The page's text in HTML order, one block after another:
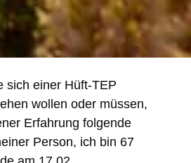
sich einer Hüft-TEP
wollen oder müssen,
Erfahrung folgende
Person, ich bin 67